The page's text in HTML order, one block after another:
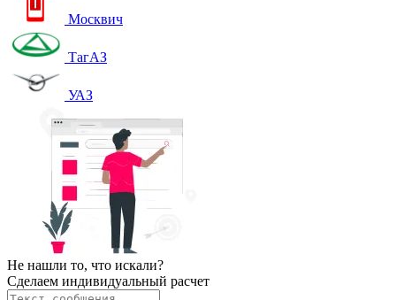
Москвич
ТагАЗ
УАЗ
Не нашли то, что искали?
Сделаем индивидуальный расчет